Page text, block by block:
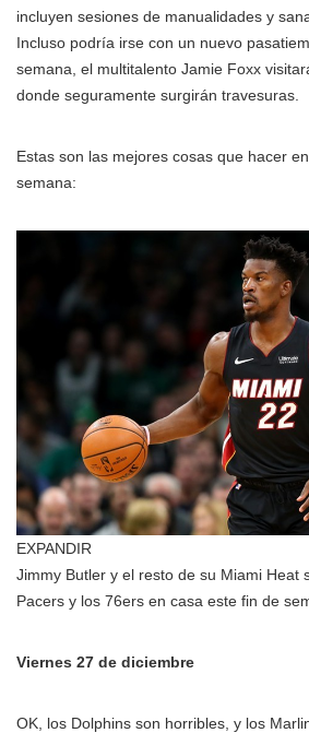
incluyen sesiones de manualidades y
Incluso podría irse con un nuevo
semana, el multitalento Jamie Foxx
donde seguramente surgirán travesuras.
Estas son las mejores cosas que hacer
semana:
EXPANDIR
Jimmy Butler y el resto de su Miami Heat
Pacers y los 76ers en casa este fin de
Viernes 27 de diciembre
OK, los Dolphins son horribles, y los